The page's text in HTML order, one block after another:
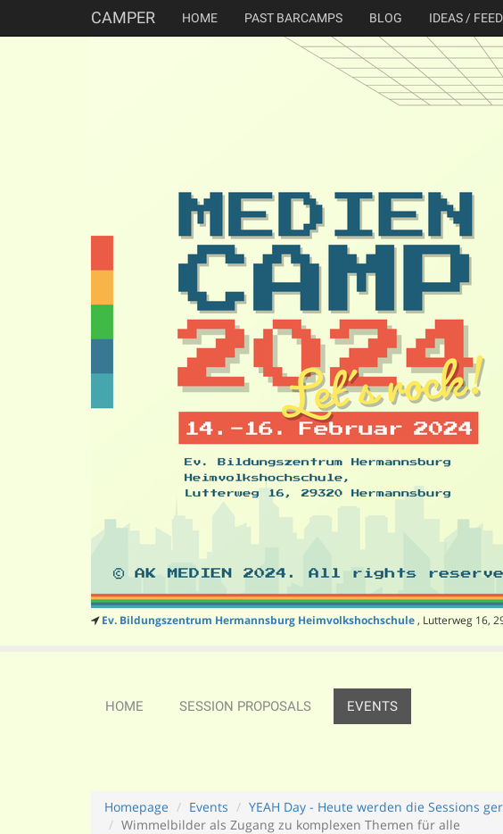
CAMPER HOME PAST BARCAMPS BLOG IDEAS /
Ev. Bildungszentrum Hermannsburg Heimvolkshochschule, Lutterweg 16,
HOME SESSION PROPOSALS EVENTS
Homepage Events
YEAH Day - Heute werden die Sessions
Wimmelbilder als Zugang zu komplexen Themen für alle